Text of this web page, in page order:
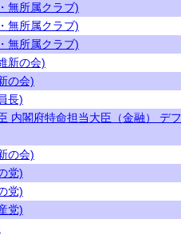
無所属クラブ)
無所属クラブ)
無所属クラブ)
新の会)
の会)
長)
内閣府特命担当大臣（金融） デ
の会)
党)
党)
党)